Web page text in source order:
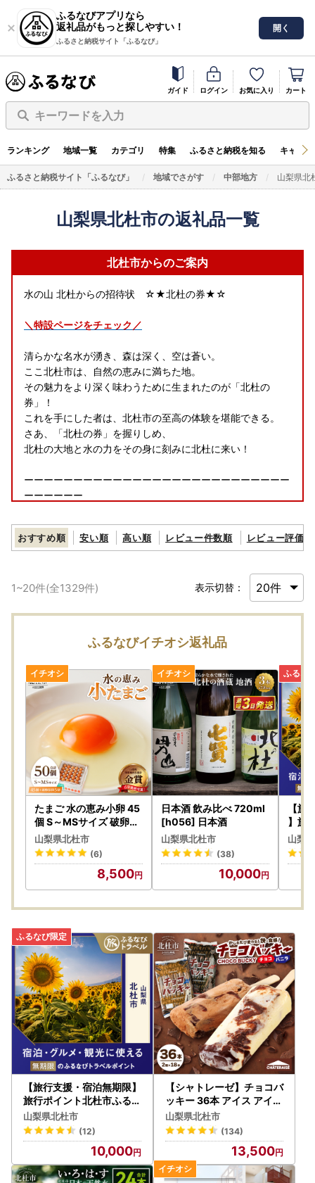
ふるなびアプリなら
返礼品がもっと探しやすい！
ふるさと納税サイト「ふるなび」
開く
ガイド ログイン お気に入り カート
キーワードを入力
ランキング 地域一覧 カテゴリ 特集 ふるさと納税を知る キャン
ふるさと納税サイト「ふるなび」 地域でさがす 中部地方 山梨県北
山梨県北杜市の返礼品一覧
北杜市からのご案内
水の山 北杜からの招待状 ☆★北杜の券★☆
＼特設ページをチェック／
清らかな名水が湧き、森は深く、空は蒼い。
ここ北杜市は、自然の恵みに満ちた地。
その魅力をより深く味わうために生まれたのが「北杜の
券」！
これを手にした者は、北杜市の至高の体験を堪能できる。
さあ、「北杜の券」を握りしめ、
北杜の大地と水の力をその身に刻みに北杜に来い！
ーーーーーーーーーーーーーーーーーーーーーーーーーーー
ーーーーーー
＼マイナンバーカードをお持ちの方へ朗報／第二弾！！
「ふるまど」を使えば、スマホやパソコンで複数自治体の管
「IAM＜アイアム＞」と併用して使用するとスマホでワンス
トップ特例申請が完結！
※パソコンを利用する場合でも「ふるまど」は利用できます
が、
個人認証を行う際に「IAM＜アイアム＞」スマートフォンア
プリが必要になります。
※従来通りの「書類郵送による申請」も引き続き利用可能で
す。
詳しくはこちら
---------------------------------------------------------------
---------------------
＼マイナンバーカードをお持ちの方へ／
続きの負担を軽減するために、
スマホのみで申請を完結できるアプリ「IAM(アイアム)」が
登場しました！
詳しくはこちらをご覧ください。
※従来通りの申請手続き「書類郵送による申請」も引き続き
ご利用可能です。
---------------------------------------------------------------
---------------------
【個人情報案内】
・寄附者様からいただいた個人情報は責任をもって安全に蓄
積・保管し、第三者に譲渡・提供することはございません。
・商品の発送とご連絡、いただいたふるさと納税に関する報
告、北杜市が主催・出展するふるさと納税関連イベント情報
の提供、北杜市のふるさと納税に関する情報提供のため、使
おすすめ順 安い順 高い順 レビュー件数順 レビュー評価順
1~20件(全1329件) 表示切替：
ふるなびイチオシ返礼品
たまご 水の恵み小卵 45
個 S～MSサイズ 破卵保
証5個入り たまご 卵 [
h081]
山梨県北杜市
(6)
8,500
日本酒 飲み比べ 720ml
[h056] 日本酒
山梨県北杜市
(38)
10,000
【旅
】旅
るな
山梨
【旅行支援・宿泊無期限】
旅行ポイント北杜市ふるな
びトラベルポイント
山梨県北杜市
(12)
10,000
【シャトレーゼ】チョコバ
ッキー 36本 アイス アイス
[h028]
山梨県北杜市
(134)
13,500